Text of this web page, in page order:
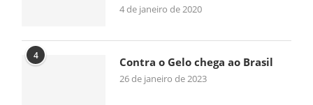
4 de janeiro de 2020
4 Contra o Gelo chega ao Brasil
26 de janeiro de 2023